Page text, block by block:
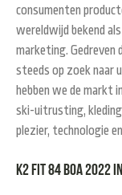
consumenten
wereldwijd bekend
marketing. Gedreven
steeds op zoek naar
hebben we de markt
ski-uitrusting,
plezier, technologie
K2 FIT 84 BOA 2022